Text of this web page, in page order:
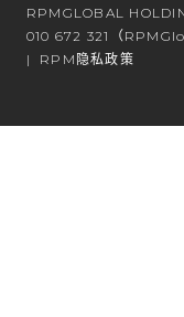
RPMGLOBAL
010 672 321（
RPM隐私政策